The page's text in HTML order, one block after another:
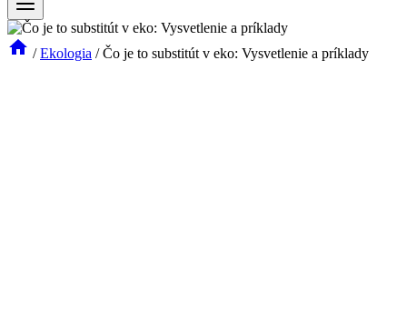
/ Ekologia / Čo je to substitút v eko: Vysvetlenie a príklady